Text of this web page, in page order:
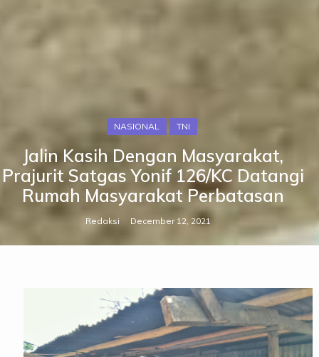
NASIONAL TNI
Jalin Kasih Dengan Masyarakat,
Prajurit Satgas Yonif 126/KC Datangi
Rumah Masyarakat Perbatasan
Redaksi December 12, 2021